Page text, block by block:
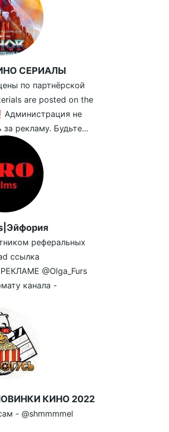
СЕРИАЛЫ
по партнёрской
are posted on the
не
за рекламу. Будьте...
реферальных
ссылка
@Olga_Furs
канала -
КИНО 2022
- @shmmmmel